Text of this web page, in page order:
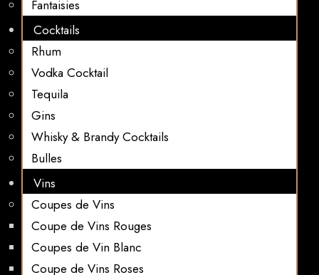
Fantaisies
Cocktails
Rhum
Vodka Cocktail
Tequila
Gins
Whisky & Brandy Cocktails
Bulles
Vins
Coupes de Vins
Coupe de Vins Rouges
Coupes de Vin Blanc
Coupe de Vins Roses